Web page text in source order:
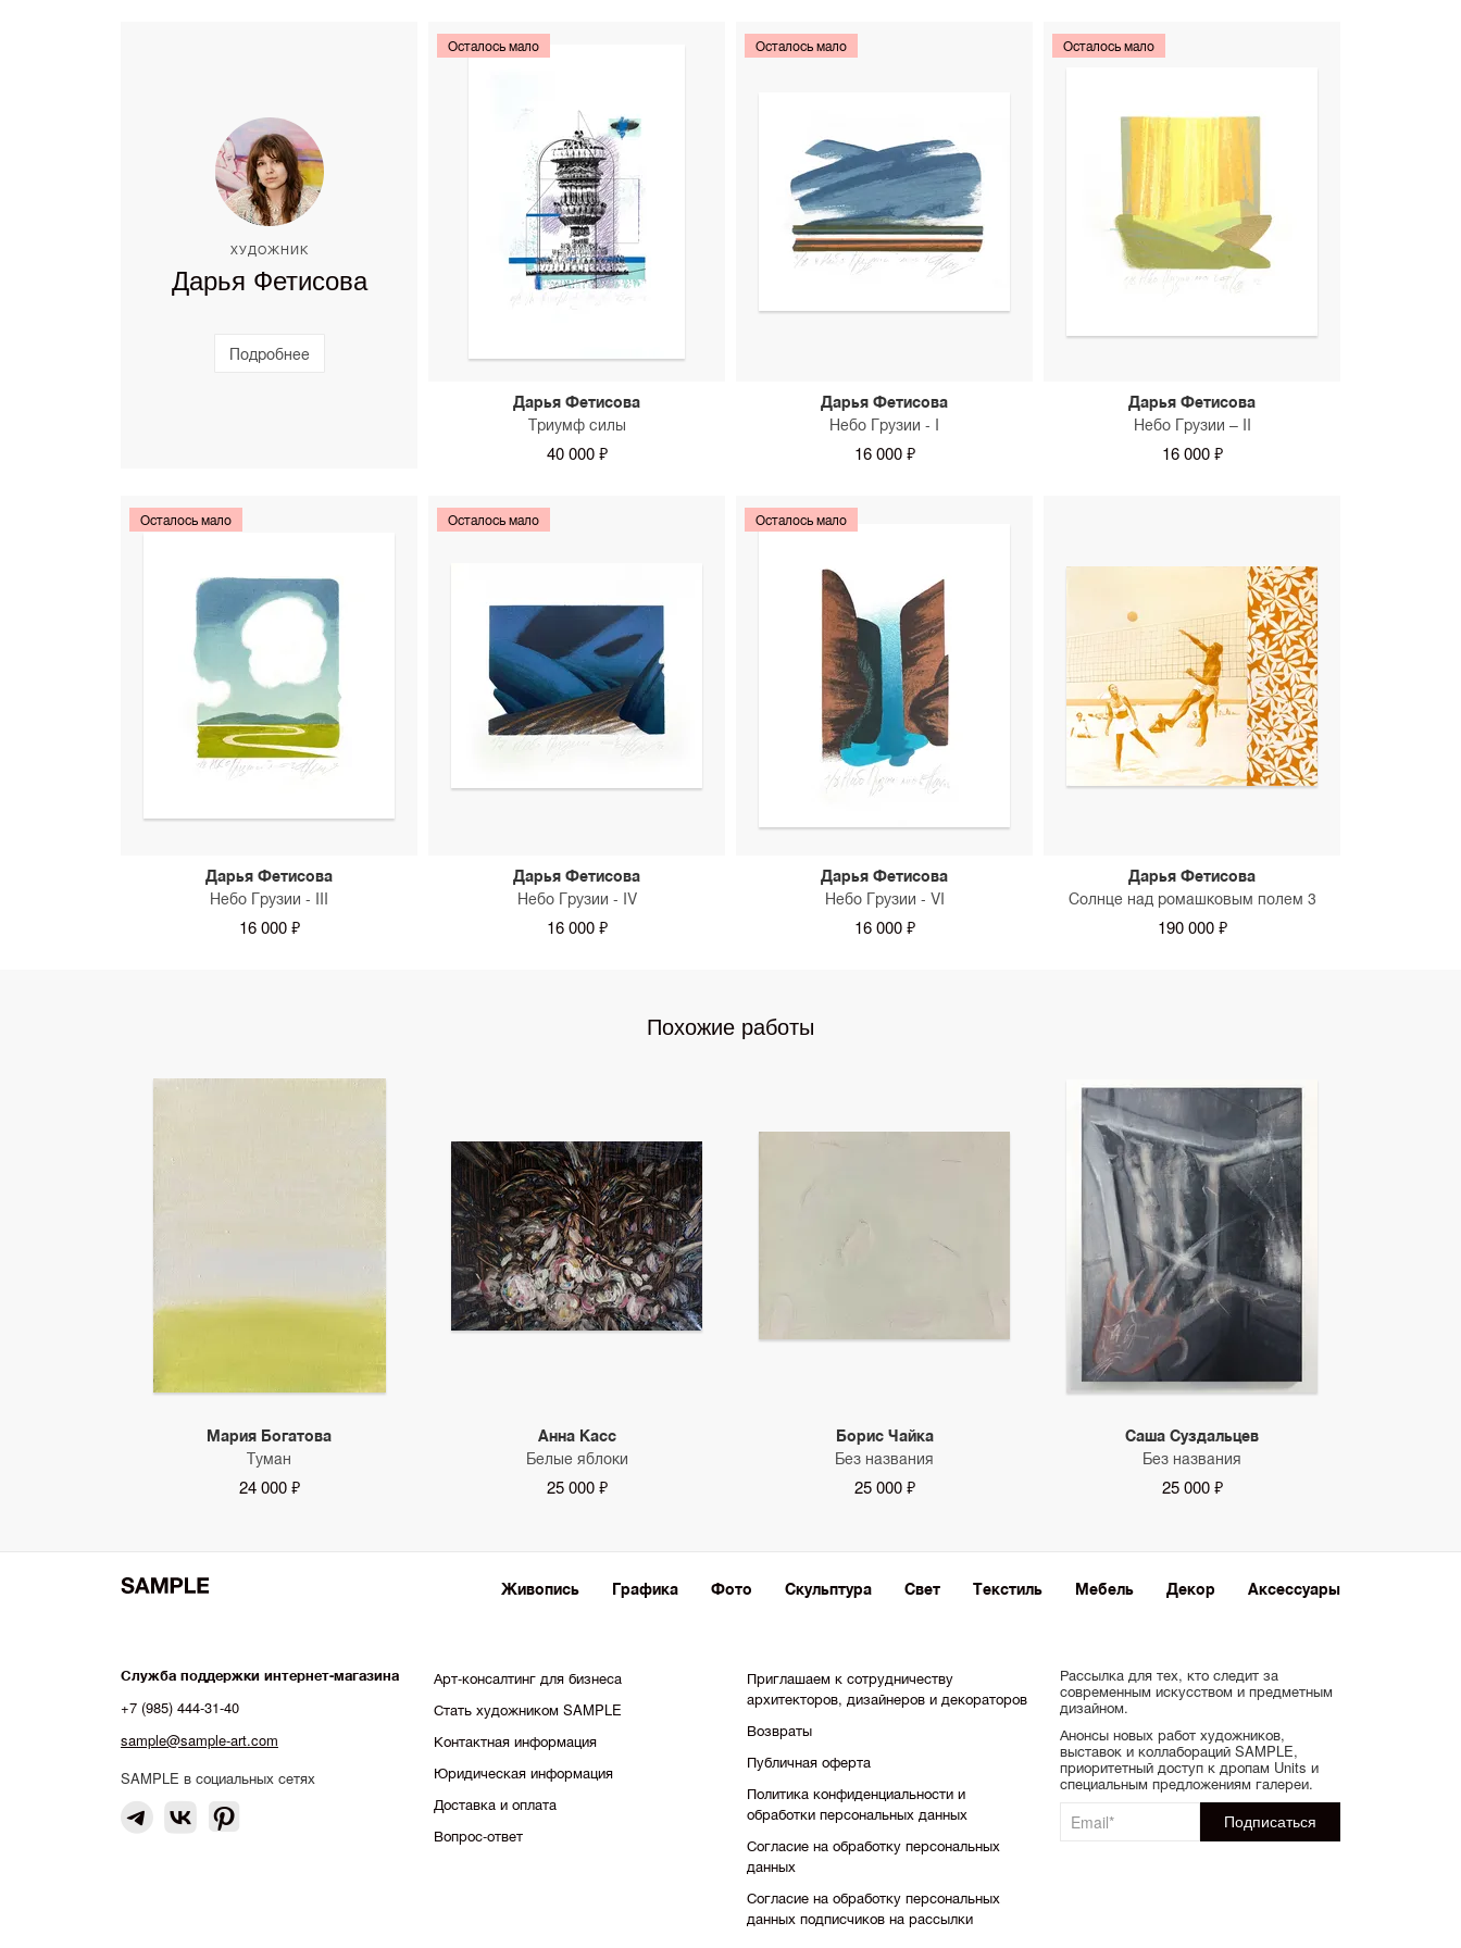
можно уточнить у консультанта SAMPLE.
ХУДОЖНИК
Дарья Фетисова
Подробнее
Осталось мало
Дарья Фетисова
Триумф силы
40 000 ₽
Осталось мало
Дарья Фетисова
Небо Грузии - I
16 000 ₽
Осталось мало
Дарья Фетисова
Небо Грузии – II
16 000 ₽
Осталось мало
Дарья Фетисова
Небо Грузии - III
16 000 ₽
Осталось мало
Дарья Фетисова
Небо Грузии - IV
16 000 ₽
Осталось мало
Дарья Фетисова
Небо Грузии - VI
16 000 ₽
Дарья Фетисова
Солнце над ромашковым полем 3
190 000 ₽
Похожие работы
Мария Богатова
Туман
24 000 ₽
Анна Касс
Белые яблоки
25 000 ₽
Борис Чайка
Без названия
25 000 ₽
Саша Суздальцев
Без названия
25 000 ₽
Живопись Графика Фото Скульптура Свет Текстиль Мебель Декор Аксессуары
Служба поддержки интернет-магазина
+7 (985) 444-31-40
sample@sample-art.com
SAMPLE в социальных сетях
Арт-консалтинг для бизнеса
Стать художником SAMPLE
Контактная информация
Юридическая информация
Доставка и оплата
Вопрос-ответ
Приглашаем к сотрудничеству
архитекторов, дизайнеров и декораторов
Возвраты
Публичная оферта
Политика конфиденциальности и
обработки персональных данных
Согласие на обработку персональных
данных
Согласие на обработку персональных
данных подписчиков на рассылки
Рассылка для тех, кто следит за
современным искусством и предметным
дизайном.
Анонсы новых работ художников,
выставок и коллабораций SAMPLE,
приоритетный доступ к дропам Units и
специальным предложениям галереи.